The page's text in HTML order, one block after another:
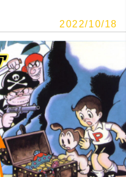
2022/10/18